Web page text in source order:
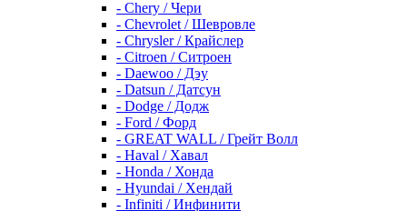
- Chery / Чери
- Chevrolet / Шевровле
- Chrysler / Крайслер
- Citroen / Ситроен
- Daewoo / Дэу
- Datsun / Датсун
- Dodge / Додж
- Ford / Форд
- GREAT WALL / Грейт Волл
- Haval / Хавал
- Honda / Хонда
- Hyundai / Хендай
- Infiniti / Инфинити